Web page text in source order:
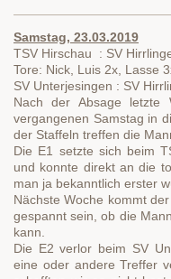
Samstag, 23.03.2019
TSV Hirschau :
Tore: Nick, Luis 2x, Lasse
SV Unterjesingen
Nach der Absage letzte
vergangenen Samstag in
der Staffeln treffen die
Die E1 setzte sich beim
und konnte direkt an die
man ja bekanntlich erster
Nächste Woche kommt
gespannt sein, ob die
kann.
Die E2 verlor beim SV
eine oder andere Treffer